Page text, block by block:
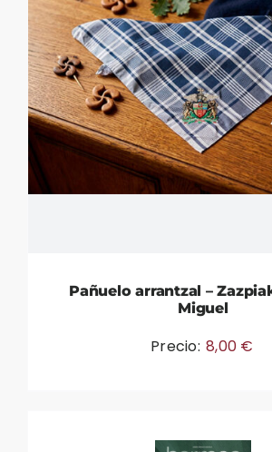
Pañuelo arrantzal –
Miguel
Precio: 8,00 €